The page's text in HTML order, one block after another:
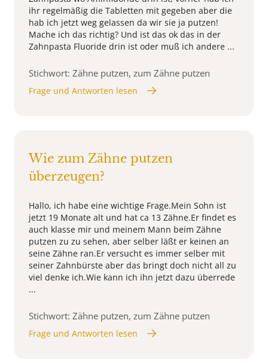
ihr regelmäßig die Tabletten mit gegeben aber die
hab ich jetzt weg gelassen da wir sie ja putzen!
Mache ich das richtig? Und ist das ok das in der
Zahnpasta Fluoride drin ist oder muß ich andere ...
Stichwort: Zähne putzen, zum Zähne putzen
Frage und Antworten lesen
Wie zum Zähne putzen
überzeugen?
Hallo, ich habe eine wichtige Frage.Mein Sohn ist
jetzt 19 Monate alt und hat ca 13 Zähne.Er findet es
auch klasse mir und meinem Mann beim Zähne
putzen zu zu sehen, aber selber läßt er keinen an
seine Zähne ran.Er versucht es immer selber mit
seiner Zahnbürste aber das bringt doch nicht all zu
viel denke ich.Wie kann ich ihn jetzt dazu überrede
...
Stichwort: Zähne putzen, zum Zähne putzen
Frage und Antworten lesen